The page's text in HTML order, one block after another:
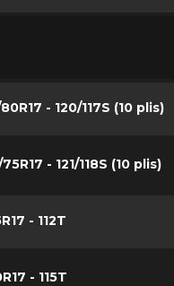
- 120/117S (10 plis)
- 121/118S (10 plis)
- 112T
- 115T